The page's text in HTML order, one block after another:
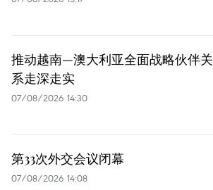
推动越南—澳大利亚全面战略伙伴关
系走深走实
07/08/2026 14:30
第33次外交会议闭幕
07/08/2026 14:08